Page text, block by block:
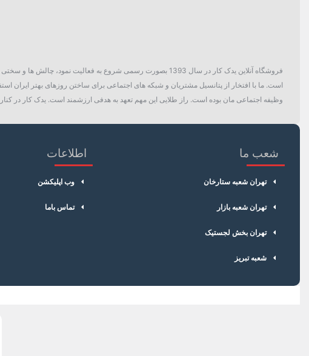
فروشگاه آنلاین یدک کار در سال 1393 بصورت رسمی شروع به
است. ما با افتخار از پتانسیل مشتریان و شبکه های اجتماعی برای ساختن روزهای بهتر ایران
وظیفه اجتماعی مان بوده است. راز طلایی این مهم تعهد به هدفی ارزشمند است. یدک کار در
شعب ما
تهران شعبه ستارخان
تهران شعبه بازار
تهران بخش لجستیک
شعبه تبریز
اطلاعات
وب اپلیکشن
تماس باما